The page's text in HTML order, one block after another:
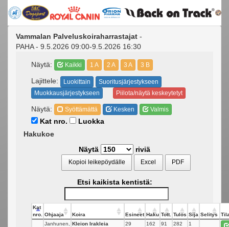
Vammalan Palveluskoiraharrastajat -
PAHA - 9.5.2026 09:00-9.5.2026 16:30
Näytä: Kaikki 1 A 2 A 3 A 3 B
Lajittele: Luokittain
Suoritusjärjestykseen
Muokkausjärjestykseen
Piilota/näytä keskeytetyt
Näytä: Syöttämättä Kesken Valmis
Kat nro.
Luokka
Hakukoe
Näytä
riviä
Kopioi leikepöydälle Excel PDF
Etsi kaikista kentistä:
Kat
nro.
Ohjaaja Koira Esineet Haku Tott. Tulos Sija Selitys
Janhunen,
Kleion Irakleia
29 162 91 282 1